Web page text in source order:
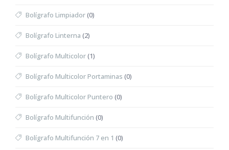
Bolígrafo Limpiador(0)
Bolígrafo Linterna (2)
Bolígrafo Multicolor(1)
Bolígrafo Multicolor Portaminas (0)
Bolígrafo Multicolor Puntero (0)
Bolígrafo Multifunción (0)
Bolígrafo Multifunción 7 en 1 (0)